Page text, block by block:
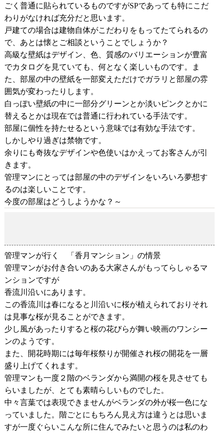
ごく普通に貼られているものですがSPであっても特にこだ
わりがなければ充分だと思います。
戸建ての場合は建物自体がこだわりをもってたてられるの
で、あとは懐とご相談ということでしょうか？
高級な壁紙はデザイン、色、質感のバリエーションが豊富
でカタログを見ていても、何となく楽しいものです。ま
た、部屋の中の壁紙を一部変えただけでガラリと部屋の雰
囲気が変わったりします。
白っぽい壁紙の中に一部分グリーンとか淡いピンクとかに
替えるとかは現在では普通に行われている手法です。
部屋に個性を持たせるという意味では有効な手法です。
しかしやり過ぎは禁物です。
余りにも奇抜なデザインや色使いはかえってお客さんが引
きます。
管理マンにとっては部屋の中のデザインをいろいろ夢想す
るのは楽しいことです。
今度の部屋はどうしようかな？～
管理マンが行く 「香月マンション」の情景
管理マンがお付き合いのある大家さんがもってらしゃるマ
ンションですが
香流川沿いにあります。
この香流川は春になると川沿いに桜が植えられておりそれ
は見事な桜が見ることができます。
少し風があったりすると桜の花びらが舞い映画のワンシー
ンのようです。
また、開花時期には毎年桜祭りが開催され桜の開花を一層
盛り上げてくれます。
管理マンも一度２階のベランダから満開の桜を見させても
らいましたが、とても素晴らしいものでした。
中々言葉では表現できませんがベランダの外が桜一色にな
っていました。階ごとにもちろん見え方は違うとは思いま
すが一度ぐらいこんな所に住んでみたいと思うのは私のわ